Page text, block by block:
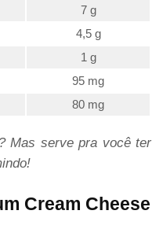
7 g
4,5 g
1 g
95 mg
80 mg
Mas serve pra você ter
Cream Cheese